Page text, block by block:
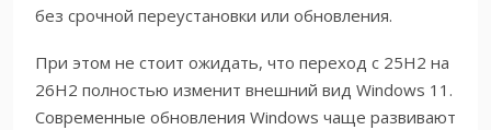
без срочной переустановки или обновления.
При этом не стоит ожидать, что переход с 25H2 на
26H2 полностью изменит внешний вид Windows 11.
Современные обновления Windows чаще развивают